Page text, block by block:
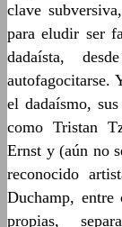
clave
para eludir ser
dadaísta,
autofagocitarse.
el dadaísmo,
como Tristan
Ernst y (aún no
reconocido
Duchamp, entre
propias,